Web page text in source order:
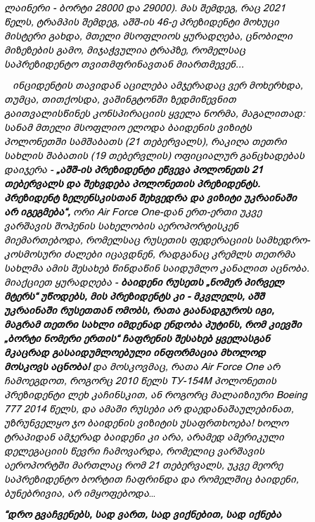
ლაინერი - ბორტი 28000 და 29000). მას შემდეგ, რაც2021
წელს, ტრამპის შემდეგ, აშშ-ის 46-ე პრეზიდენტი მოხუცი
მისტერი გახდა, მთელი მსოფლიოს ყურადღება, ცნობილი
მიზეზების გამო, მიჯაჭვულია ტრაპზე, რომელსაც
საპრეზიდენტო თვითმფრინავთან მიართმევენ...
ინციდენტის თავიდან აცილება ამჯერადაც ვერ მოხერხდა,
თუმცა, თითქოსდა, ვაშინგტონში ზედმიწევნით
გაითვალისწინეს კონსპირაციის ყველა ნორმა, მაგალითად:
სანამ მთელი მსოფლიო ელოდა ბაიდენის ვიზიტს
პოლონეთში სამშაბათს(21 თებერვალს), რაკიღა თეთრი
სახლის შაბათის(19 თებერვლის) ოფიციალურ განცხადებას
დაიჯერა - „აშშ-ის პრეზიდენტი ეწვევა პოლონეთს21
თებერვალს და შეხვდება პოლონეთის პრეზიდენტს.
პრეზიდენტ ზელენსკისთან შეხვედრა და ვიზიტი უკრაინაში
არ იგეგმება“, ორი Air Force One-დან ერთ-ერთი უკვე
ვარშავის შოპენის სახელობის აეროპორტისკენ
მიემართებოდა, რომელსაც რუსეთის ფედერაციის სამხედრო-
კოსმოსური ძალები იცავდნენ, რადგანაც კრემლს თეთრმა
სახლმა ამის შესახებ წინდაწინ საიდუმლო კანალით აცნობა.
მიაქციეთ ყურადღება - ბაიდენი რუსეთს „ნომერ პირველ
მტერს“ უწოდებს, მის პრეზიდენტს კი - მკვლელს, აშშ
უკრაინაში რუსეთთან ომობს, რათა გაანადგუროს იგი,
მაგრამ თეთრი სახლი იმდენად ენდობა პუტინს, რომ კიევში
„ბორტი ნომერი ერთის“ ჩაფრენის შესახებ ყველასგან
მკაცრად გასაიდუმლოებული ინფორმაცია მხოლოდ
მოსკოვს აცნობა!და მოსკოვმაც, რათა Air Force One არ
ჩამოეგდოთ, როგორც2010 წელსТУ-154M პოლონეთის
პრეზიდენტი ლეხ კაჩინსკით, ან როგორც მალაიზიური Boeing
777 2014 წელს, და ამაში რუსები არ დაედანაშაულებინათ,
უზრუნველყო ჯო ბაიდენის ვიზიტის უსაფრთხოება!ხოლო
ტრაპიდან ამჯერად ბაიდენი კი არა, არამედ ამერიკული
დელეგაციის წევრი ჩამოვარდა, რომელიც ვარშავის
აეროპორტში მართლაც რომ 21 თებერვალს, უკვე მეორე
საპრეზიდენტო ბორტით ჩაფრინდა და რომელშიც ბაიდენი,
ბუნებრივია, არ იმყოფებოდა...
“დრო გვაჩვენებს, სად ვართ, სად ვიქნებით, სად იქნება